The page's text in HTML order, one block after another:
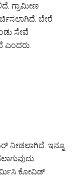
ಗ್ರಾಮೀಣ
ಬೇರೆ
ಸೇವೆ
ಎಂದರು.
ನೀಡಲಾಗಿದೆ. ಇನ್ನೂ
ಕೋವಿಡ್